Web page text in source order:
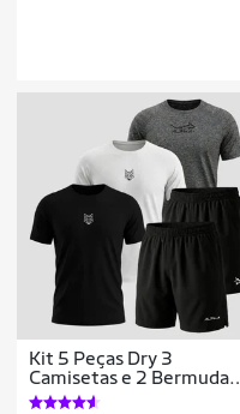
Kit 5 Peças Dry 3
Camisetas e 2 Bermudas
Alpha